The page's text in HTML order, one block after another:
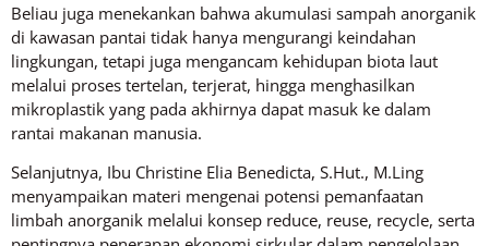
Beliau juga menekankan bahwa akumulasi sampah anorganik
di kawasan pantai tidak hanya mengurangi keindahan
lingkungan, tetapi juga mengancam kehidupan biota laut
melalui proses tertelan, terjerat, hingga menghasilkan
mikroplastik yang pada akhirnya dapat masuk ke dalam
rantai makanan manusia.
Selanjutnya, Ibu Christine Elia Benedicta, S.Hut., M.Ling
menyampaikan materi mengenai potensi pemanfaatan
limbah anorganik melalui konsep reduce, reuse, recycle, serta